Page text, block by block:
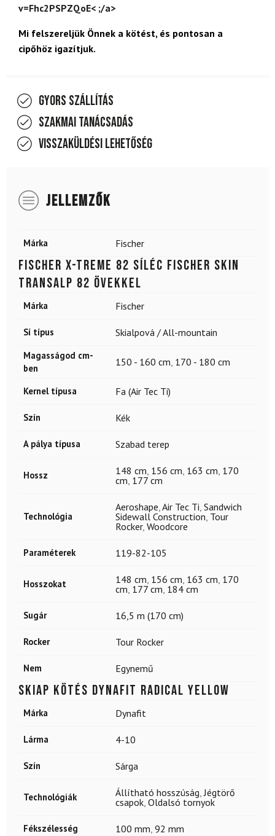
v=Fhc2PSPZQoE< ;/a>
Mi felszereljük Önnek a kötést, és pontosan a
cipőhöz igazítjuk.
Gyors szállítás
Szakmai tanácsadás
Visszaküldési lehetőség
JELLEMZŐK
Márka Fischer
FISCHER X-Treme 82 síléc FISCHER Skin
Transalp 82 övekkel
Márka Fischer
Sí típus Skialpová / All-mountain
Magasságod cm-
ben
150 - 160 cm, 170 - 180 cm
Kernel típusa Fa (Air Tec Ti)
Szín Kék
A pálya típusa Szabad terep
Hossz 148 cm, 156 cm, 163 cm, 170
cm, 177 cm
Technológia
Aeroshape,Air Tec Ti, Sandwich
Sidewall Construction, Tour
Rocker, Woodcore
Paraméterek 119-82-105
Hosszokat 148 cm, 156 cm, 163 cm, 170
cm, 177 cm, 184 cm
Sugár 16,5 m (170 cm)
Rocker Tour Rocker
Nem Egynemű
Skiap kötés DYNAFIT Radical Yellow
Márka Dynafit
Lárma 4-10
Szín Sárga
Technológiák Állítható hosszúság,Jégtörő
csapok, Oldalsó tornyok
Fékszélesség 100 mm, 92 mm